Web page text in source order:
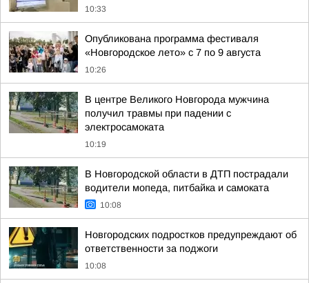
10:33
Опубликована программа фестиваля
«Новгородское лето» с 7 по 9 августа
10:26
В центре Великого Новгорода мужчина
получил травмы при падении с
электросамоката
10:19
В Новгородской области в ДТП пострадали
водители мопеда, питбайка и самоката
10:08
Новгородских подростков предупреждают об
ответственности за поджоги
10:08